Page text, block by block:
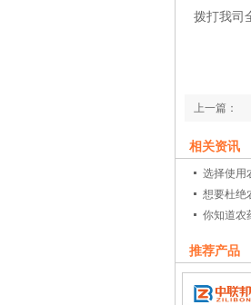
拨打我司
上一篇：
下一篇：
不知道硅油
相关资讯
选择使用
想要杜绝
你知道农
推荐产品